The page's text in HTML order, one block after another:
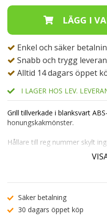
Enkel och säker
Snabb och trygg
Alltid 14 dagars öppet
I LAGER HOS LEV.
Grill tillverkade i blanksvart
honungskakmönster.
Hållare till reg nummer skylt
Passar INTE bilar med
Pris per st.
Säker betalning
30 dagars öppet köp